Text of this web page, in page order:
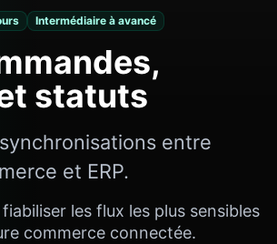
Intermédiaire à avancé
statuts
entre
et ERP.
les flux les plus sensibles
commerce connectée.